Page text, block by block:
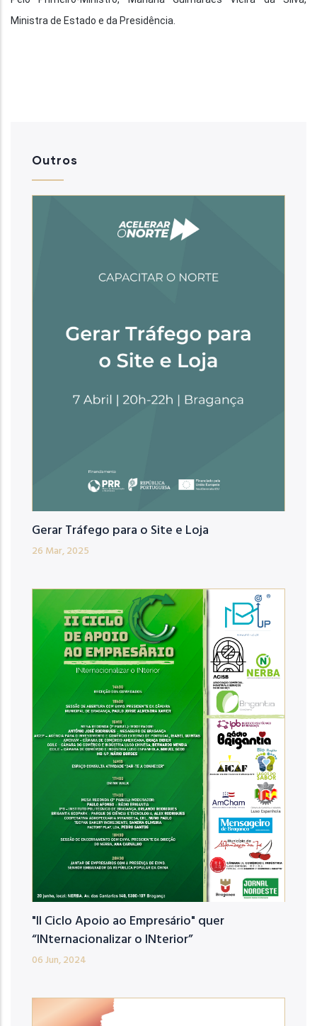
Ministra de Estado e da Presidência.
Outros
Gerar Tráfego para o Site e Loja
26 Mar, 2025
"II Ciclo Apoio ao Empresário" quer
“INternacionalizar o INterior”
06 Jun, 2024